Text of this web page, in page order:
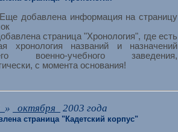
добавлена информация на страницу
страница "Хронология", где есть
хронология названий и назначений
военно-учебного заведения,
с момента основания!
» октября 2003 года
страница "Кадетский корпус"